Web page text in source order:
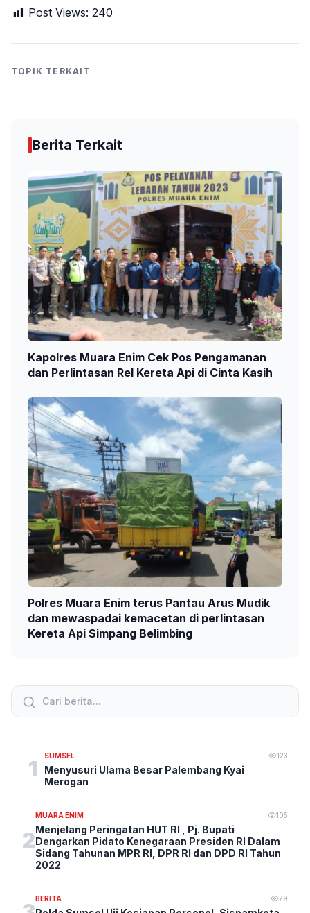
Post Views: 240
TOPIK TERKAIT
Berita Terkait
Kapolres Muara Enim Cek Pos Pengamanan
dan Perlintasan Rel Kereta Api di Cinta Kasih
Polres Muara Enim terus Pantau Arus Mudik
dan mewaspadai kemacetan di perlintasan
Kereta Api Simpang Belimbing
1
SUMSEL 123
Menyusuri Ulama Besar Palembang Kyai
Merogan
2
MUARA ENIM 105
Menjelang Peringatan HUT RI , Pj. Bupati
Dengarkan Pidato Kenegaraan Presiden RI Dalam
Sidang Tahunan MPR RI, DPR RI dan DPD RI Tahun
2022
BERITA 79